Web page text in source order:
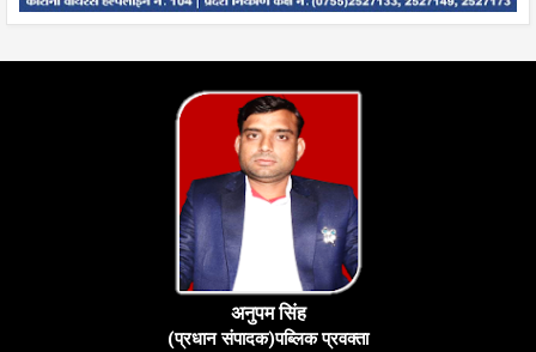
अनुपम सिंह
(प्रधान संपादक)पब्लिक प्रवक्ता